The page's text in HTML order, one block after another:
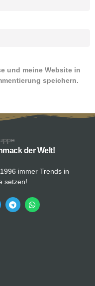
und meine Website in
speichern.
der Welt!
immer Trends in
setzen!